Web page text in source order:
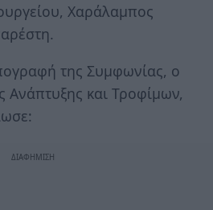
Χαράλαμπος
της Συμφωνίας, ο
Ανάπτυξης και Τροφίμων,